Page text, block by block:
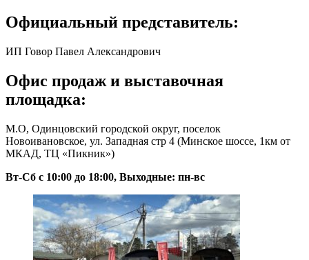
Официальный представитель:
ИП Говор Павел Александрович
Офис продаж и выставочная
площадка:
М.О, Одинцовский городской округ, поселок
Новоивановское, ул. Западная стр 4 (Минское шоссе, 1км от
МКАД, ТЦ «Пикник»)
Вт-Сб с 10:00 до 18:00, Выходные: пн-вс